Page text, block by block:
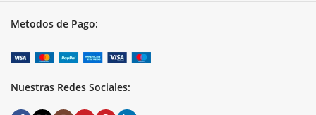
Metodos de Pago:
Nuestras Redes Sociales: